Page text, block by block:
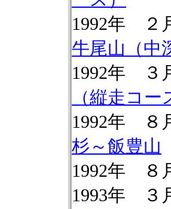
1992年 ２
牛尾山（中
1992年 ３
（縦走コー
1992年 ８
杉～飯豊山
1992年 ８
1993年 ３